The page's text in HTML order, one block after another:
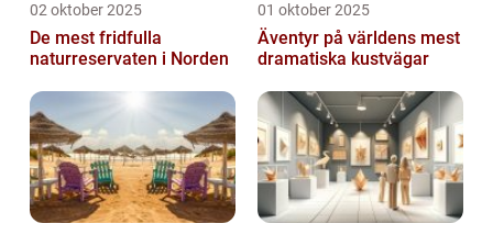
02 oktober 2025
De mest fridfulla
naturreservaten i Norden
01 oktober 2025
Äventyr på världens mest
dramatiska kustvägar